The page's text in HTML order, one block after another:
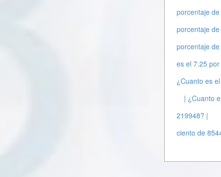
porcentaje
porcentaje
porcentaje
es el 7.25
¿Cuanto es
| ¿Cuanto
219948? |
ciento de